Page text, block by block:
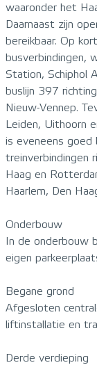
waaronder het
Daarnaast zijn
bereikbaar. Op
busverbindingen,
Station, Schiphol
buslijn 397
Nieuw-Vennep.
Leiden, Uithoorn
is eveneens goed
treinverbindingen
Haag en
Haarlem, Den
Onderbouw
In de onderbouw
eigen
Begane grond
Afgesloten
liftinstallatie en
Derde verdieping